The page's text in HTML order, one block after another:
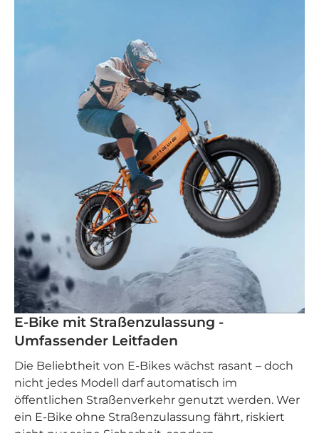
E-Bike mit Straßenzulassung -
Umfassender Leitfaden
Die Beliebtheit von E-Bikes wächst rasant – doch
nicht jedes Modell darf automatisch im
öffentlichen Straßenverkehr genutzt werden. Wer
ein E-Bike ohne Straßenzulassung fährt, riskiert